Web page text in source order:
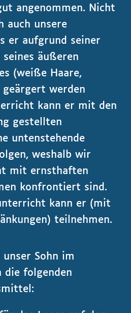
angenommen. Nicht
auch unsere
er aufgrund seiner
seines äußeren
(weiße Haare,
werden
kann er mit den
gestellten
untenstehende
weshalb wir
mit ernsthaften
konfrontiert sind.
kann er (mit
teilnehmen.
Sohn im
die folgenden